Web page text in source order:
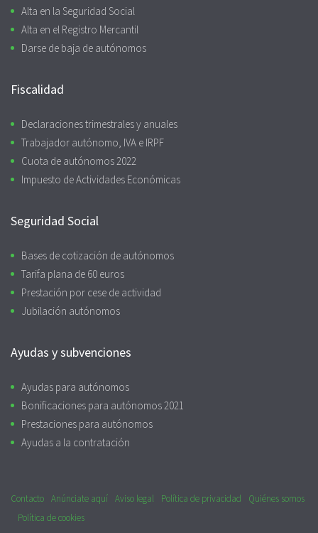
Alta en la Seguridad Social
Alta en el Registro Mercantil
Darse de baja de autónomos
Fiscalidad
Declaraciones trimestrales y anuales
Trabajador autónomo, IVA e IRPF
Cuota de autónomos 2022
Impuesto de Actividades Económicas
Seguridad Social
Bases de cotización de autónomos
Tarifa plana de 60 euros
Prestación por cese de actividad
Jubilación autónomos
Ayudas y subvenciones
Ayudas para autónomos
Bonificaciones para autónomos 2021
Prestaciones para autónomos
Ayudas a la contratación
Contacto Anúnciate aquí Aviso legal Política de privacidad
Quiénes somos
Política de cookies